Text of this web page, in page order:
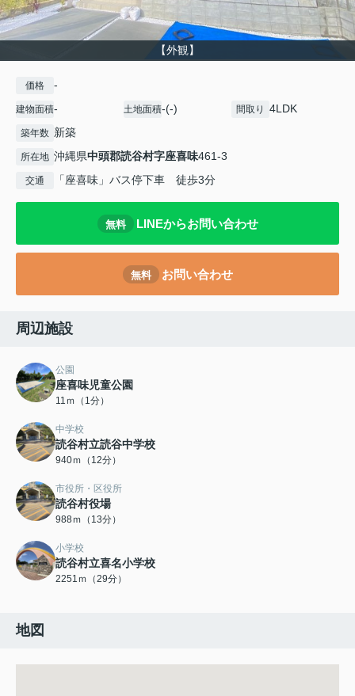
【外観】
価格 -
建物面積- 土地面積-(-) 間取り 4LDK
築年数 新築
所在地 沖縄県中頭郡読谷村字座喜味461-3
交通 「座喜味」バス停下車 徒歩3分
無料 LINEからお問い合わせ
無料 お問い合わせ
周辺施設
公園
座喜味児童公園
11ｍ（1分）
中学校
読谷村立読谷中学校
940ｍ（12分）
市役所・区役所
読谷村役場
988ｍ（13分）
小学校
読谷村立喜名小学校
2251ｍ（29分）
地図